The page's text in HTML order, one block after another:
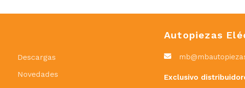
Descargas
Novedades
Autopiezas
Exclusivo